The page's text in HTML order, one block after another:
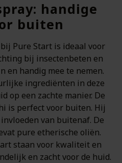
handige
buiten
bij Pure Start is ideaal voor
bij insectenbeten en
en handig mee te nemen.
ingrediënten in deze
op een zachte manier. De
is perfect voor buiten. Hij
van buitenaf. De
pure etherische oliën.
staan voor kwaliteit en
en zacht voor de huid.